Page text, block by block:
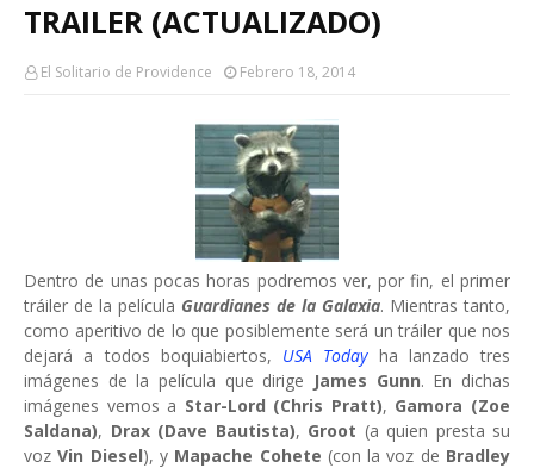
TRAILER (ACTUALIZADO)
El Solitario de Providence Febrero 18, 2014
Dentro de unas pocas horas podremos ver, por fin, el primer
tráiler de la película Guardianes de la Galaxia. Mientras tanto,
como aperitivo de lo que posiblemente será un tráiler que nos
dejará a todos boquiabiertos, USA Todayha lanzado tres
imágenes de la película que dirige James Gunn. En dichas
imágenes vemos a Star-Lord (Chris Pratt), Gamora (Zoe
Saldana), Drax (Dave Bautista), Groot (a quien presta su
vozVin Diesel), y Mapache Cohete (con la voz de Bradley